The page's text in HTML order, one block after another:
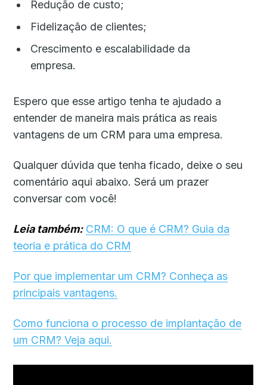
Redução de custo;
Fidelização de clientes;
Crescimento e escalabilidade da
empresa.
Espero que esse artigo tenha te ajudado a
entender de maneira mais prática as reais
vantagens de um CRM para uma empresa.
Qualquer dúvida que tenha ficado, deixe o seu
comentário aqui abaixo. Será um prazer
conversar com você!
Leia também: CRM: O que é CRM? Guia da
teoria e prática do CRM
Por que implementar um CRM? Conheça as
principais vantagens.
Como funciona o processo de implantação de
um CRM? Veja aqui.